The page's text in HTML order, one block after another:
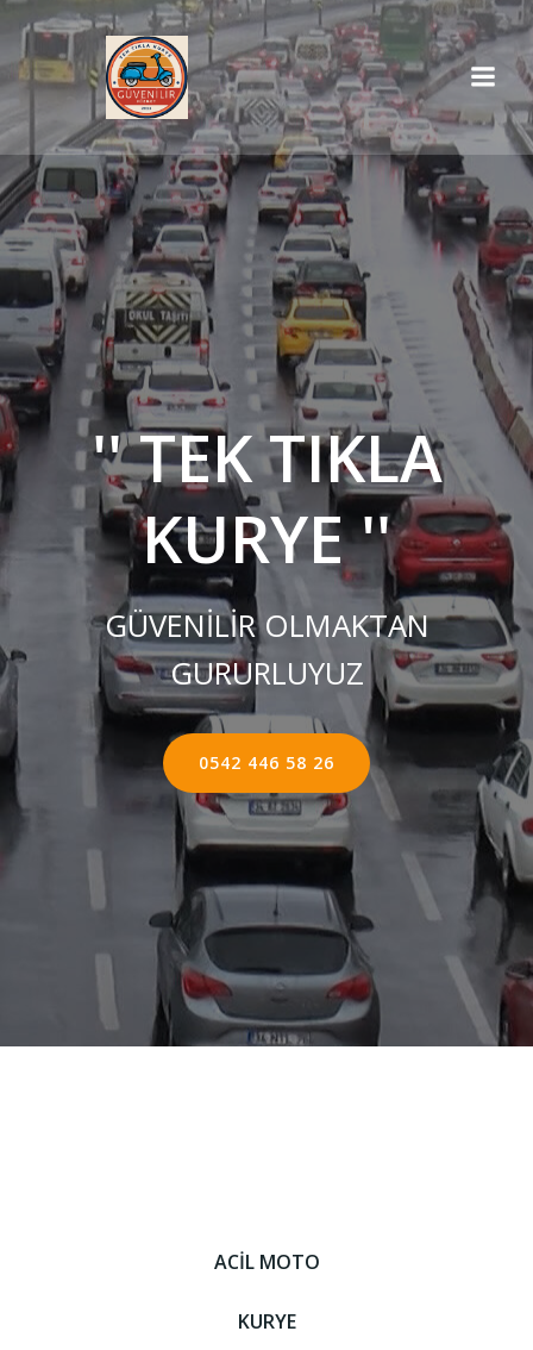
İçeriğe
geç
'' TEK TIKLA
KURYE ''
GÜVENİLİR OLMAKTAN
GURURLUYUZ
0542 446 58 26
ACİL MOTO
KURYE